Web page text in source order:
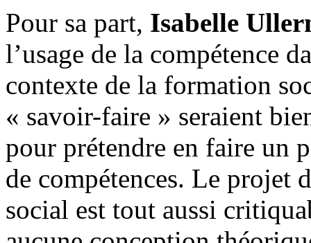
Pour sa part, Isabelle
l’usage de la compétence
contexte de la formation
« savoir-faire » seraient
pour prétendre en faire un
de compétences. Le projet
social est tout aussi